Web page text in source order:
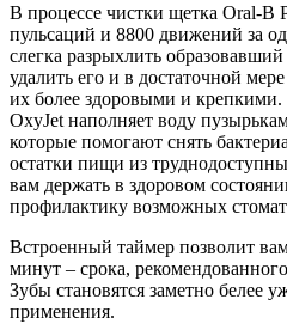
В процессе чистки щетка Oral-B
пульсаций и 8800 движений за
слегка разрыхлить
удалить его и в достаточной
их более здоровыми и
OxyJet наполняет воду
которые помогают снять
остатки пищи из
вам держать в здоровом
профилактику возможных
Встроенный таймер позволит
минут – срока,
Зубы становятся заметно белее
применения.